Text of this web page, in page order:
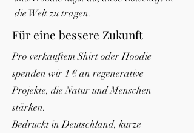
die Welt zu tragen.
Für eine bessere Zukunft
Pro verkauftem Shirt oder Hoodie
spenden wir 1 € an regenerative
Projekte, die Natur und Menschen
stärken.
Bedruckt in Deutschland, kurze